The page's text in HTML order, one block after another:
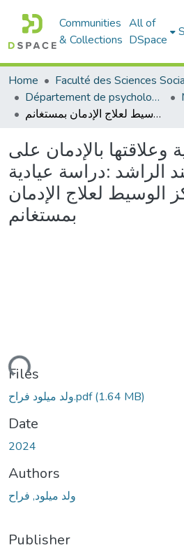
Communities
& Collections
All of
DSpace
Home
Département de psychologie
الأحداث الصدمية وعلاقتها بالإدمان على المخدرات عند الراشد :دراسة عيادية لحالتين بمركز الوسيط لعلاج الإدمان بمستغانم
وعلاقتها بالإدمان على
الراشد :دراسة عيادية
الوسيط لعلاج الإدمان
بمستغانم
Files
ولد ميلود فراح.pdf(1.64 MB)
Date
2024
Authors
ولد ميلود, فراح
Publisher